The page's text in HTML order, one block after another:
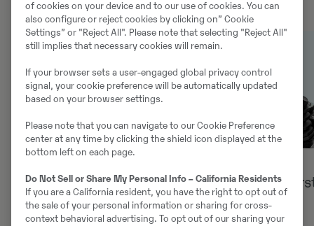
Volvo Active Control
Strādājiet precīzāk un ātrāk nekā
Izlices/
funkcijas
of cookies on your device and to our use of cookies. You can
also configure or reject cookies by clicking on” Cookie
Settings” or "Reject All". Please note that selecting "Reject All"
still implies that necessary cookies will remain.
If your browser sets a user-engaged global privacy control
signal, your cookie preference will be automatically updated
based on your browser settings.
Please note that you can navigate to our Cookie Preference
center at any time by clicking the shield icon displayed at the
bottom left on each page.
Do Not Sell or Share My Personal Info – California Residents
If you are a California resident, you have the right to opt out of
the sale of your personal information or sharing for cross-
context behavioral advertising. To opt out of our sharing your